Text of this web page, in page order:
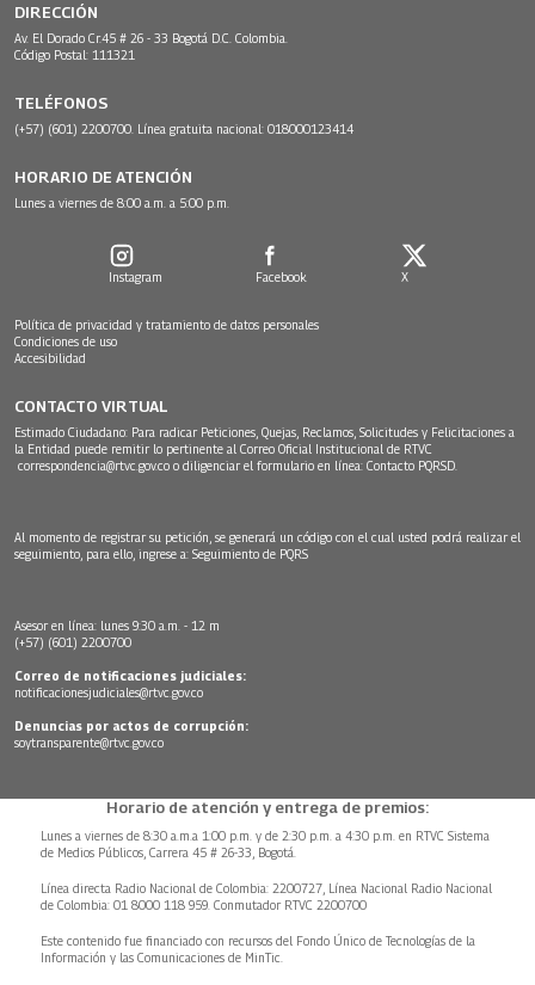
DIRECCIÓN
Av. El Dorado Cr.45 # 26 - 33 Bogotá D.C. Colombia.
Código Postal: 111321
TELÉFONOS
(+57) (601) 2200700. Línea gratuita nacional: 018000123414
HORARIO DE ATENCIÓN
Lunes a viernes de 8:00 a.m. a 5:00 p.m.
Instagram Facebook X
Política de privacidad y tratamiento de datos personales
Condiciones de uso
Accesibilidad
CONTACTO VIRTUAL
Estimado Ciudadano: Para radicar Peticiones, Quejas, Reclamos, Solicitudes y Felicitaciones a
la Entidad puede remitir lo pertinente al Correo Oficial Institucional de RTVC
correspondencia@rtvc.gov.co o diligenciar el formulario en línea: Contacto PQRSD.
Al momento de registrar su petición, se generará un código con el cual usted podrá realizar el
seguimiento, para ello, ingrese a: Seguimiento de PQRS
Asesor en línea: lunes 9:30 a.m. - 12 m
(+57) (601) 2200700
Correo de notificaciones judiciales:
notificacionesjudiciales@rtvc.gov.co
Denuncias por actos de corrupción:
soytransparente@rtvc.gov.co
Horario de atención y entrega de premios:
Lunes a viernes de 8:30 a.m.a 1:00 p.m. y de 2:30 p.m. a 4:30 p.m. en RTVC Sistema
de Medios Públicos, Carrera 45 # 26-33, Bogotá.
Línea directa Radio Nacional de Colombia: 2200727, Línea Nacional Radio Nacional
de Colombia: 01 8000 118 959. Conmutador RTVC 2200700
Este contenido fue financiado con recursos del Fondo Único de Tecnologías de la
Información y las Comunicaciones de MinTic.